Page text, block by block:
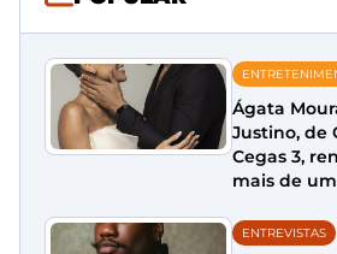
Ágata
Justino, de
Cegas 3,
mais de
ENTREVISTAS